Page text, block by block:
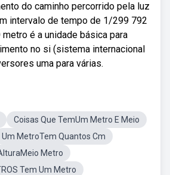
do caminho percorrido pela luz
intervalo de tempo de 1/299 792
é a unidade básica para
no si (sistema internacional
uma para várias.
Coisas Que TemUm Metro E Meio
Um MetroTem Quantos Cm
Metro
Tem Um Metro